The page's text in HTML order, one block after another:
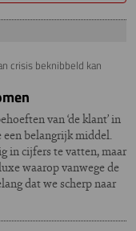
crisis beknibbeld kan
van ‘de klant’ in
belangrijk middel.
in cijfers te vatten, maar
waarop vanwege de
dat we scherp naar